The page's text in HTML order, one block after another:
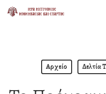
Skip
Αρχείο Δελτία